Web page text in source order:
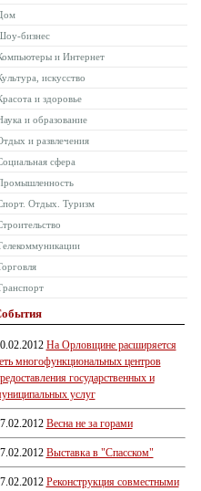
бизнес
и Интернет
искусство
и здоровье
и образование
и развлечения
сфера
Отдых. Туризм
На Орловщине расширяется
многофункциональных центров
государственных и
услуг
Весна не за горами
Выставка в "Спасском"
Реконструкция совместными